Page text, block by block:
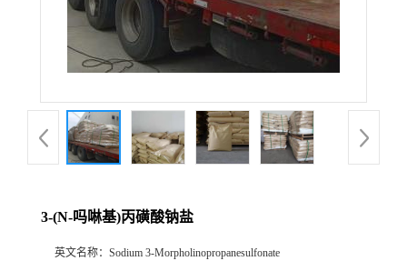
厅3-(N-吗啉基)丙磺酸钠盐
英文名称： Sodium 3-Morpholinopropanesulfonate